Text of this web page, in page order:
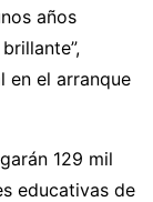
años
en el arranque
129 mil
educativas de